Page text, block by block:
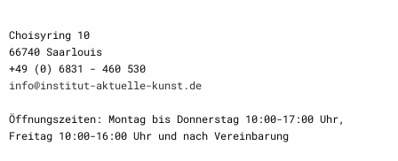
Choisyring 10
66740 Saarlouis
+49 (0) 6831 - 460 530
info@institut-aktuelle-kunst.de
Öffnungszeiten: Montag bis Donnerstag 10:00-17:00 Uhr,
Freitag 10:00-16:00 Uhr und nach Vereinbarung